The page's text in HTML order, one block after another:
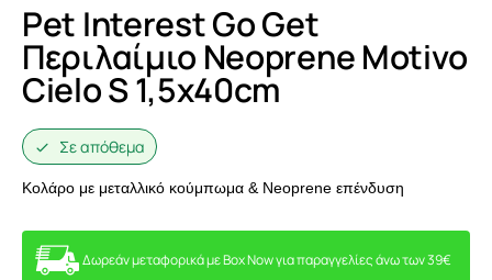
Pet Interest Go Get
Περιλαίμιο Neoprene Motivo
Cielo S 1,5x40cm
Σε απόθεμα
Kολάρο με μεταλλικό κούμπωμα & Neoprene επένδυση
Δωρεάν μεταφορικά με Box Now για παραγγελίες άνω των 39€